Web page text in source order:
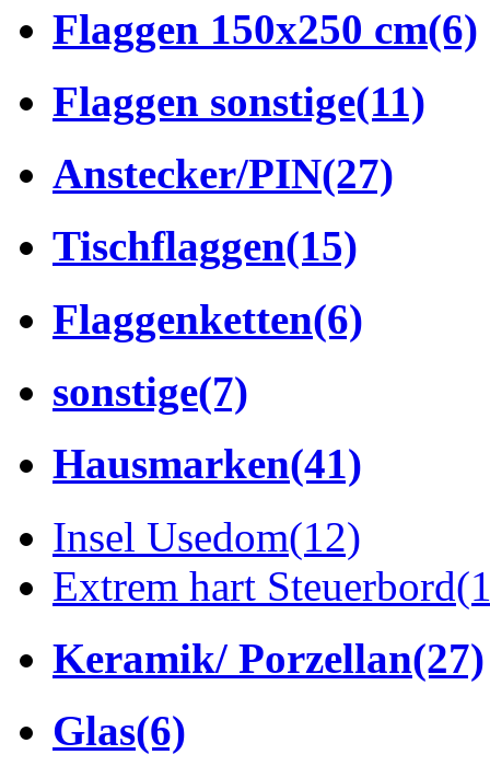
Flaggen 150x250 cm(6)
Flaggen sonstige(11)
Anstecker/PIN(27)
Tischflaggen(15)
Flaggenketten(6)
sonstige(7)
Hausmarken(41)
Insel Usedom(12)
Extrem hart Steuerbord
Keramik/ Porzellan(27)
Glas(6)